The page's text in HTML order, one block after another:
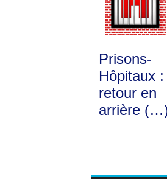
Prisons-
Hôpitaux :
retour en
arrière